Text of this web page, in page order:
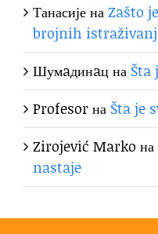
ТанасијенаZašto
brojnih
Шумaдинaцна Šta
Profesorна Šta je
Zirojević Marko на
nastaje